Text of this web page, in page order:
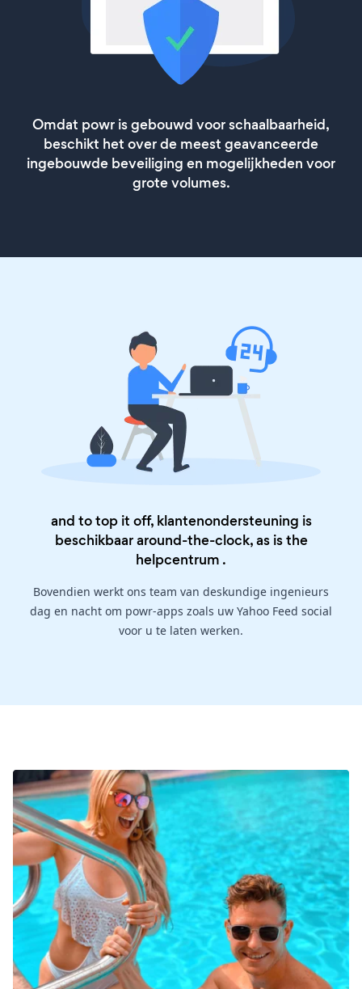
Omdat powr is gebouwd voor schaalbaarheid,
beschikt het over de meest geavanceerde
ingebouwde beveiliging en mogelijkheden voor
grote volumes.
and to top it off, klantenondersteuning is
beschikbaar around-the-clock, as is the
helpcentrum .
Bovendien werkt ons team van deskundige ingenieurs
dag en nacht om powr-apps zoals uw Yahoo Feed social
voor u te laten werken.